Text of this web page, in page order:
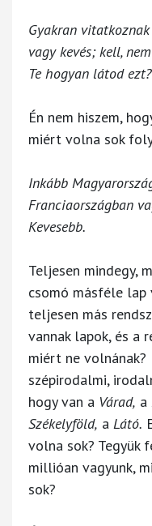
Gyakran
vagy kevés; kell,
Te hogyan látod ezt?
Én nem hiszem,
miért volna sok
Inkább
Franciaországban
Kevesebb.
Teljesen mindegy,
csomó másféle
teljesen más
vannak lapok, és a
miért ne volnának?
szépirodalmi,
hogy van a Várad, a
Székelyföld, a Látó.
volna sok? Tegyük
millióan vagyunk,
sok?